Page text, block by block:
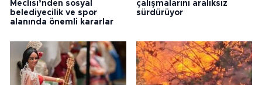
Meclisi’nden sosyal
belediyecilik ve spor
alanında önemli kararlar
çalışmalarını aralıksız
sürdürüyor